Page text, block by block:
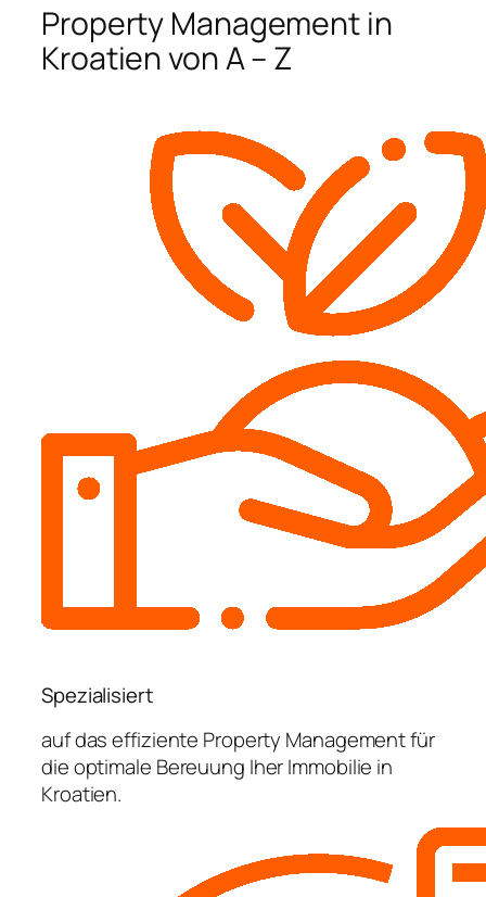
Property Management in
Kroatien von A – Z
Spezialisiert
auf das effiziente Property Management für
die optimale Bereuung Iher Immobilie in
Kroatien.